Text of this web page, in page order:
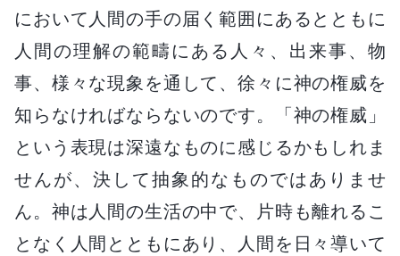
において人間の手の届く範囲にあるとともに
人間の理解の範疇にある人々、出来事、物
事、様々な現象を通して、徐々に神の権威を
知らなければならないのです。「神の権威」
という表現は深遠なものに感じるかもしれま
せんが、決して抽象的なものではありませ
ん。神は人間の生活の中で、片時も離れるこ
となく人間とともにあり、人間を日々導いて